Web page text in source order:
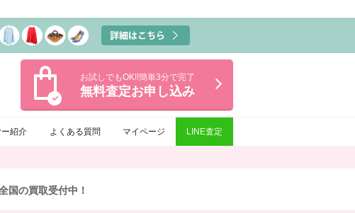
お試しでもOK!!簡単3分で完了
無料査定お申し込み
紹介 よくある質問 マイページ LINE査定
国の買取受付中！